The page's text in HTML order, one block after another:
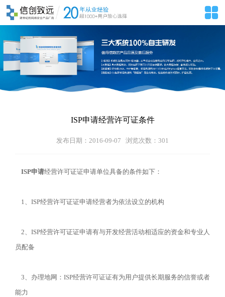
ISP申请经营许可证条件
发布日期：2016-09-07 浏览次数： 301
ISP申请经营许可证证申请单位具备的条件如下：
1、ISP经营许可证证申请经营者为依法设立的机构
2、ISP经营许可证证申请有与开发经营活动相适应的资金和专业人
员配备
3、办理地网：ISP经营许可证证有为用户提供长期服务的信誉或者
能力